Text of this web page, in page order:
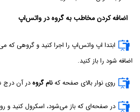
اضافه کردن مخاطب به گروه در واتس‌اپ
ابتدا اپ واتس‌اپ را اجرا کنید و گروهی که
اضافه شود را باز کنید.
روی نوار بالای صفحه کهنام گروهدر آن درج
در صفحه‌ای که باز می‌شود، اسکرول کنید و